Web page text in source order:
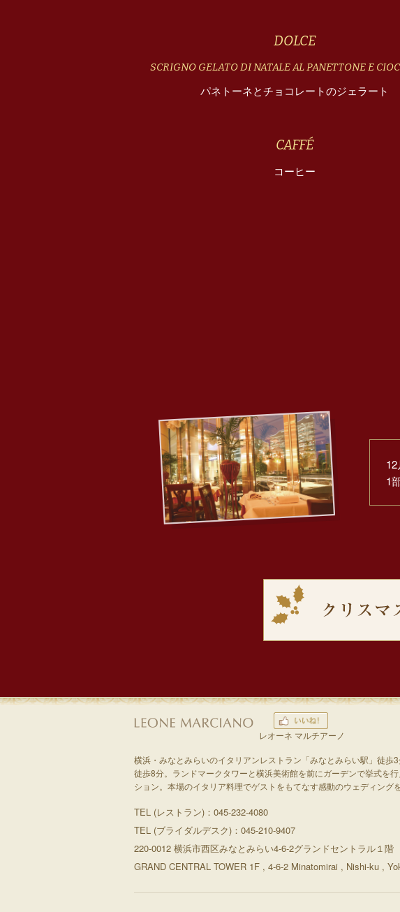
DOLCE
SCRIGNO GELATO DI NATALE AL PANETTONE E
パネトーネとチョコレートのジェラート
CAFFÉ
コーヒー
1
レオーネ マルチアーノ
横浜・みなとみらいのイタリアンレストラン「みなとみらい駅」徒歩3
徒歩8分。ランドマークタワーと横浜美術館を前にガーデンで挙式を
ション。本場のイタリア料理でゲストをもてなす感動のウェディング
TEL (レストラン)：045-232-4080
TEL (ブライダルデスク)：045-210-9407
220-0012 横浜市西区みなとみらい4-6-2グランドセントラル１階
GRAND CENTRAL TOWER 1F , 4-6-2 Minatomirai , Nishi-ku ,